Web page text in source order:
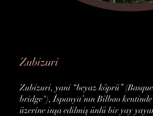
Zubizuri
Zubizuri, yani “beyaz köprü”
bridge"), İspanya’nın Bilbao
üzerine inşa edilmiş ünlü bir yay